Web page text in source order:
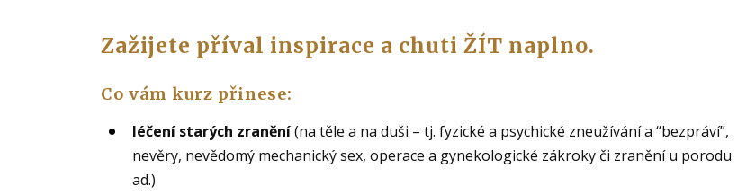
Zažijete příval inspirace a chuti ŽÍT naplno.
Co vám kurz přinese:
léčení starých zranění(na těle a na duši – tj. fyzické a psychické zneužívání a “bezpráví”,
nevěry, nevědomý mechanický sex, operace a gynekologické zákroky či zranění u porodu
ad.)